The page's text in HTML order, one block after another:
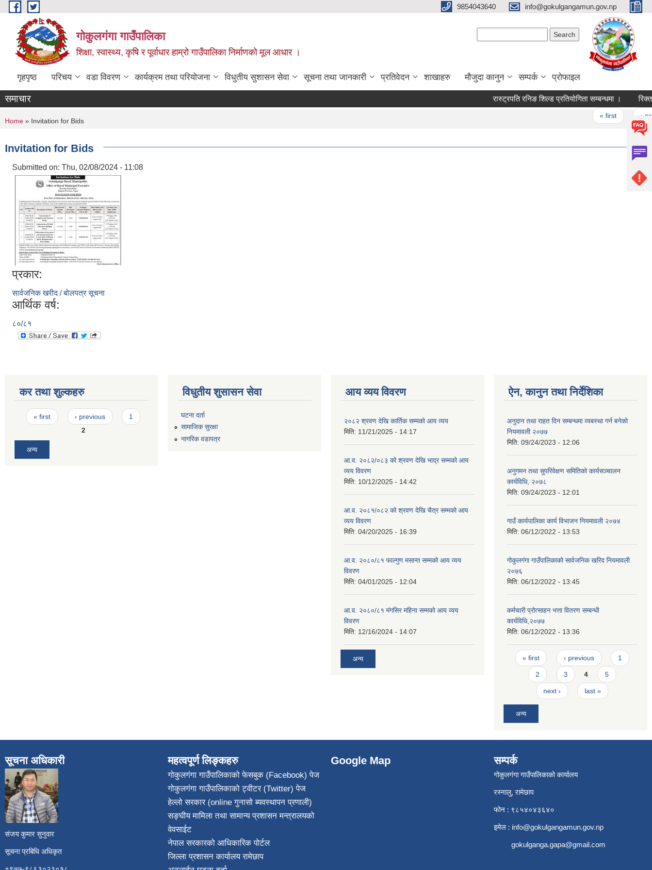
Skip to main content 9854043640 info@gokulgangamun.gov.np
गोकुलगंगा गाउँपालिका
शिक्षा, स्वास्थ्य, कृषि र पूर्वाधार हाम्रो गाउँपालिका निर्माणको मूल आधार ।
गृहपृष्ठ परिचय वडा विवरण कार्यक्रम तथा परियोजना विधुतीय सुशासन सेवा सूचना तथा जानकारी प्रतिवेदन शाखाहरु मौजुदा कानुन सम्पर्क प्रोफाइल
समाचार रास्ट्रपति रनिङ शिल्ड प्रतियोगिता सम्बन्धमा । रिक्त
« first ‹
You are here
Home » Invitation for Bids
Invitation for Bids
Submitted on: Thu, 02/08/2024 - 11:08
प्रकार:
सार्वजनिक खरीद / बोलपत्र सूचना
आर्थिक वर्ष:
८०/८१
कर तथा शुल्कहरु
Pages
« first ‹ previous
1
2
अन्य
विधुतीय शुसासन सेवा
घटना दर्ता
सामाजिक सुरक्षा
नागरिक वडापत्र
आय व्यय विवरण
२०८२ श्रवण देखि कार्तिक सम्मको आय व्यय
मिति: 11/21/2025 - 14:17
आ.व. २०८२/०८३ को श्रवण देखि भाद्र सम्मको आय
व्यय विवरण
मिति: 10/12/2025 - 14:42
आ.व. २०८१/०८२ को श्रवण देखि चैत्र सम्मको आय
व्यय विवरण
मिति: 04/20/2025 - 16:39
आ.व. २०८०/८१ फाल्गुण मसान्त सम्मको आय व्यय
विवरण
मिति: 04/01/2025 - 12:04
आ.व. २०८०/८१ मंगसिर महिना सम्मको आय व्यय
विवरण
मिति: 12/16/2024 - 14:07
अन्य
ऐन, कानुन तथा निर्देशिका
अनुदान तथा राहत दिन सम्बन्धमा व्यबस्था गर्न बनेको
नियमावली २०७७
मिति: 09/24/2023 - 12:06
अनुगमन तथा सुपरिवेक्षण समितिको कार्यसञ्चालन
कार्यविधि, २०७८
मिति: 09/24/2023 - 12:01
गाउँ कार्यपालिका कार्य विभाजन नियमावली २०७४
मिति: 06/12/2022 - 13:53
गोकुलगंगा गाउँपालिकाको सार्वजनिक खरिद नियमावली
२०७६
मिति: 06/12/2022 - 13:45
कर्मचारी प्रोत्साहन भत्ता वितरण सम्बन्धी
कार्यविधि,२०७७
मिति: 06/12/2022 - 13:36
Pages
« first ‹ previous 1
2 3 4 5
next › last »
अन्य
सूचना अधिकारी
संजय कुमार सुनुवार
सूचना प्रबिधि अधिकृत
महत्वपूर्ण लिङ्कहरु
गोकुलगंगा गाउँपालिकाको फेसबुक (Facebook) पेज
गोकुलगंगा गाउँपालिकाको ट्वीटर (Twitter) पेज
हेल्लो सरकार (online गुनासो ब्यवस्थापन प्रणाली)
सङ्घीय मामिला तथा सामान्य प्रशासन मन्त्रालयको
वेवसाईट
नेपाल सरकारको आधिकारिक पोर्टल
जिल्ला प्रशासन कार्यालय रामेछाप
Google Map सम्पर्क
गोकुलगंगा गाउँपालिकाको कार्यालय
रस्नालु, रामेछाप
फोन : ९८५४०४३६४०
इमेल : info@gokulgangamun.gov.np
gokulganga.gapa@gmail.com